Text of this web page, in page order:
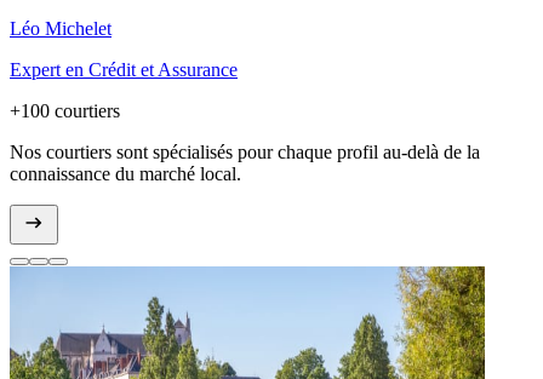
Léo Michelet
Expert en Crédit et Assurance
+100 courtiers
Nos courtiers sont spécialisés pour chaque profil au-delà de la
connaissance du marché local.